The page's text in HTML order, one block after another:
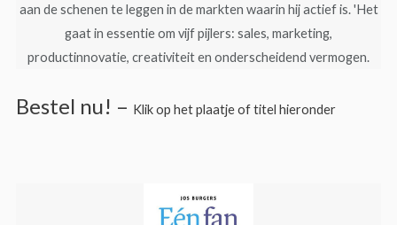
aan de schenen te leggen in de markten waarin hij actief is. 'Het
gaat in essentie om vijf pijlers: sales, marketing,
productinnovatie, creativiteit en onderscheidend vermogen.
Bestel nu! – Klik op het plaatje of titel hieronder